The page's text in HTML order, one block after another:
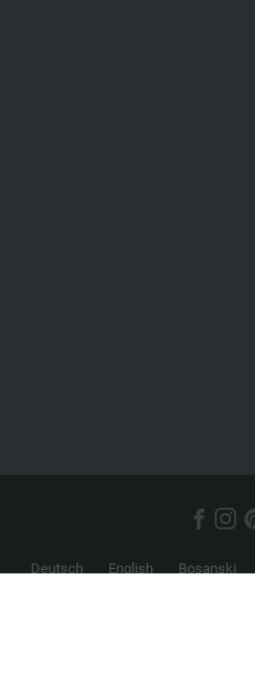
Deutsch English Bosanski